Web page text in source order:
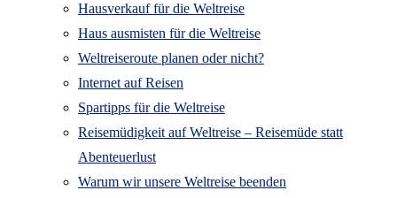
Hausverkauf für die Weltreise
Haus ausmisten für die Weltreise
Weltreiseroute planen oder nicht?
Internet auf Reisen
Spartipps für die Weltreise
Reisemüdigkeit auf Weltreise – Reisemüde statt
Abenteuerlust
Warum wir unsere Weltreise beenden